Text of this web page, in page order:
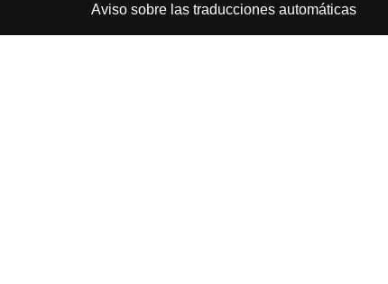
Aviso sobre las traducciones automáticas